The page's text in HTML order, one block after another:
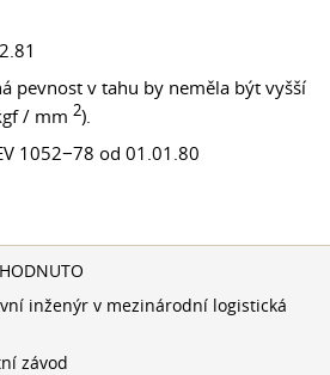
pevnost v tahu by neměla být vyšší
/ mm 2).
1052−78 od 01.01.80
inženýr v mezinárodní logistická
závod